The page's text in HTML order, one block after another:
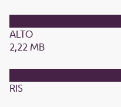
ALTO
2,22 MB
RIS